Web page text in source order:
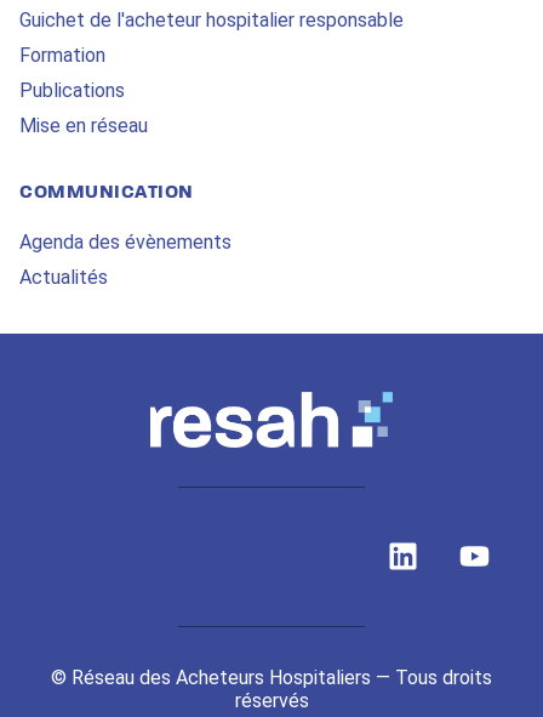
Guichet de l'acheteur hospitalier responsable
Formation
Publications
Mise en réseau
COMMUNICATION
Agenda des évènements
Actualités
L
i
e
d
Y
o
u
b
© Réseau des Acheteurs Hospitaliers — Tous droits
réservés